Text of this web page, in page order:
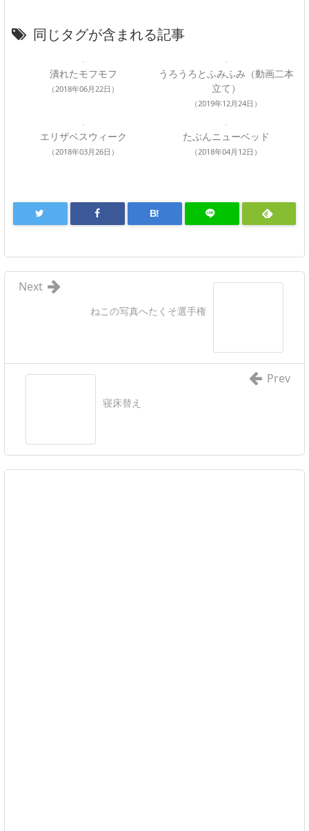
同じタグが含まれる記事
潰れたモフモフ
（2018年06月22日）
うろうろとふみふみ（動画二本
立て）
（2019年12月24日）
エリザベスウィーク
（2018年03月26日）
たぶんニューベッド
（2018年04月12日）
B!
ねこの写真へたくそ選手権
Next
寝床替え
Prev